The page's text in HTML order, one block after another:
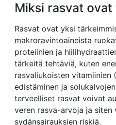
Miksi rasvat ovat
Rasvat ovat yksi
makroravintoaineista
proteiinien ja
tärkeitä tehtäviä, kuten
rasvaliukoisten vitamiinien
edistäminen ja
terveelliset rasvat voivat
veren rasva-arvoja ja siten
sydänsairauksien riskiä.